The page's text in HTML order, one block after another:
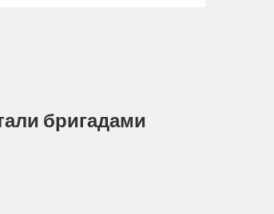
бригадами